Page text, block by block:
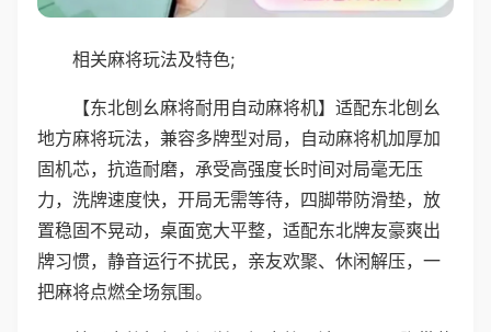
相关麻将玩法及特色;
【东北刨幺麻将耐用自动麻将机】适配东北刨幺
地方麻将玩法，兼容多牌型对局，自动麻将机加厚加
固机芯，抗造耐磨，承受高强度长时间对局毫无压
力，洗牌速度快，开局无需等待，四脚带防滑垫，放
置稳固不晃动，桌面宽大平整，适配东北牌友豪爽出
牌习惯，静音运行不扰民，亲友欢聚、休闲解压，一
把麻将点燃全场氛围。